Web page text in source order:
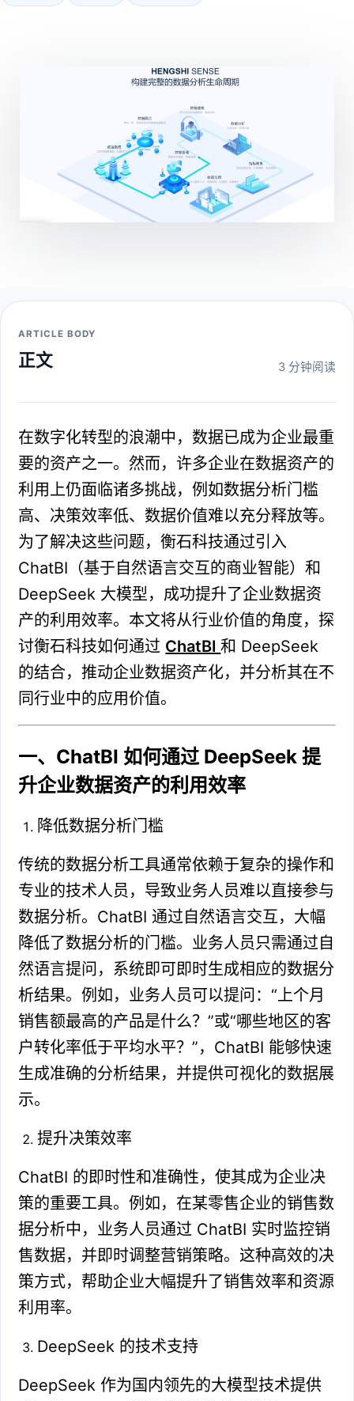
ARTICLE BODY
正文 3 分钟阅读
在数字化转型的浪潮中，数据已成为企业最重
要的资产之一。然而，许多企业在数据资产的
利用上仍面临诸多挑战，例如数据分析门槛
高、决策效率低、数据价值难以充分释放等。
为了解决这些问题，衡石科技通过引入
ChatBI（基于自然语言交互的商业智能）和
DeepSeek 大模型，成功提升了企业数据资
产的利用效率。本文将从行业价值的角度，探
讨衡石科技如何通过 ChatBI和 DeepSeek
的结合，推动企业数据资产化，并分析其在不
同行业中的应用价值。
一、ChatBI 如何通过 DeepSeek 提
升企业数据资产的利用效率
降低数据分析门槛
传统的数据分析工具通常依赖于复杂的操作和
专业的技术人员，导致业务人员难以直接参与
数据分析。ChatBI 通过自然语言交互，大幅
降低了数据分析的门槛。业务人员只需通过自
然语言提问，系统即可即时生成相应的数据分
析结果。例如，业务人员可以提问：“上个月
销售额最高的产品是什么？”或“哪些地区的客
户转化率低于平均水平？”，ChatBI 能够快速
生成准确的分析结果，并提供可视化的数据展
示。
提升决策效率
ChatBI 的即时性和准确性，使其成为企业决
策的重要工具。例如，在某零售企业的销售数
据分析中，业务人员通过 ChatBI 实时监控销
售数据，并即时调整营销策略。这种高效的决
策方式，帮助企业大幅提升了销售效率和资源
利用率。
DeepSeek 的技术支持
DeepSeek 作为国内领先的大模型技术提供